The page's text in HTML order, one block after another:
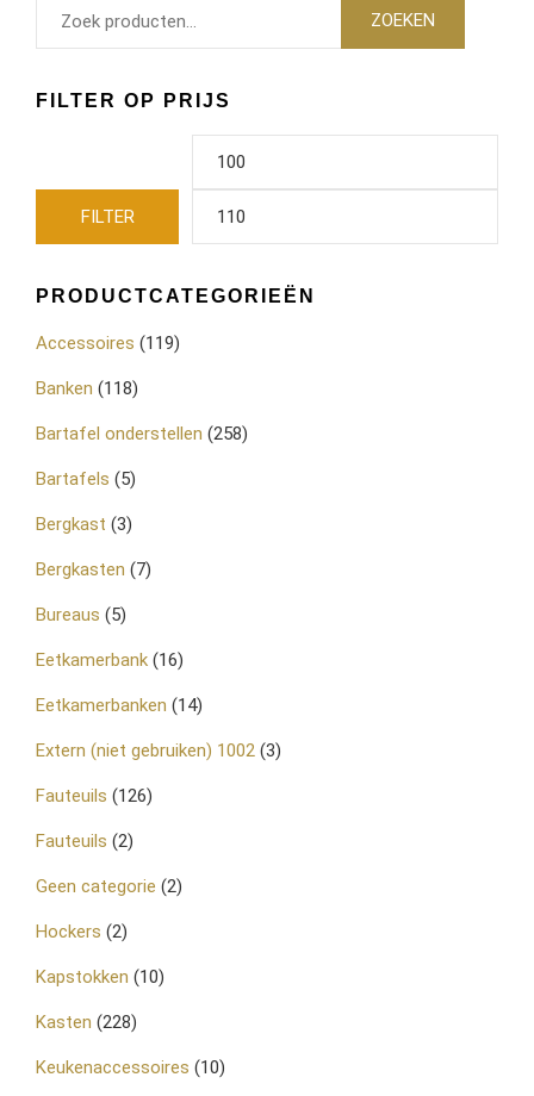
ZOEKEN
FILTER OP PRIJS
FILTER
PRODUCTCATEGORIEËN
Accessoires (119)
Banken (118)
Bartafel onderstellen (258)
Bartafels (5)
Bergkast (3)
Bergkasten (7)
Bureaus (5)
Eetkamerbank (16)
Eetkamerbanken (14)
Extern (niet gebruiken) 1002 (3)
Fauteuils (126)
Fauteuils (2)
Geen categorie (2)
Hockers (2)
Kapstokken (10)
Kasten (228)
Keukenaccessoires (10)